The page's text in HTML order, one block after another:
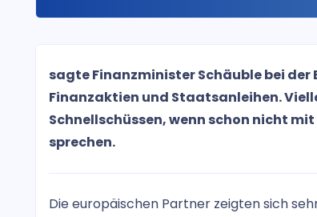
sagte Finanzminister Schäuble bei
Finanzaktien und Staatsanleihen.
Schnellschüssen, wenn schon nicht
sprechen.
Die europäischen Partner zeigten sich